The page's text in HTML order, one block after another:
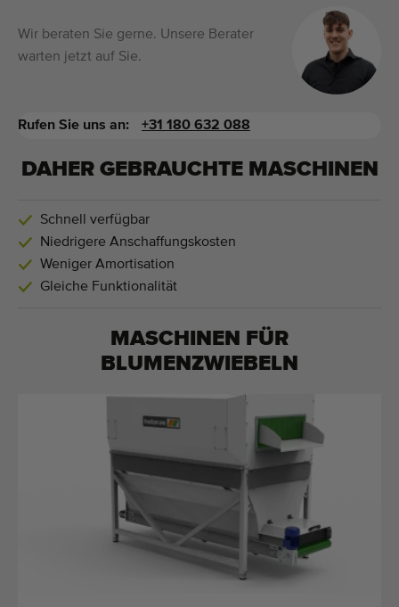
Wir beraten Sie gerne. Unsere Berater
warten jetzt auf Sie.
Rufen Sie uns an: +31 180 632 088
DAHER GEBRAUCHTE MASCHINEN
Schnell verfügbar
Niedrigere Anschaffungskosten
Weniger Amortisation
Gleiche Funktionalität
MASCHINEN FÜR
BLUMENZWIEBELN